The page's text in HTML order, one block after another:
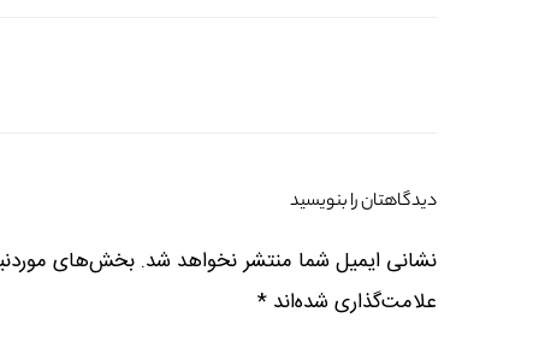
دیدگاهتان را بنویسید
نشانی ایمیل شما منتشر نخواهد شد. بخش‌های
علامت‌گذاری شده‌اند *